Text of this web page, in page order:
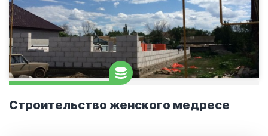
Строительство женского медресе